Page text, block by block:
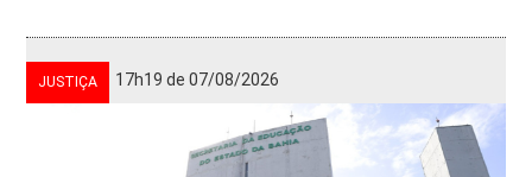
JUSTIÇA 17h19 de 07/08/2026